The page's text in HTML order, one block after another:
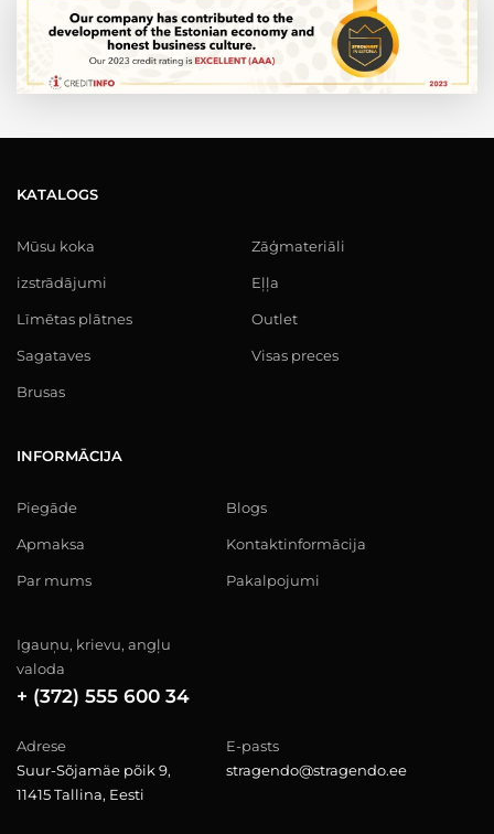
KATALOGS
Mūsu koka
izstrādājumi
Līmētas plātnes
Sagataves
Brusas
Zāģmateriāli
Eļļa
Outlet
Visas preces
INFORMĀCIJA
Piegāde
Apmaksa
Par mums
Blogs
Kontaktinformācija
Pakalpojumi
Igauņu, krievu, angļu
valoda
+ (372) 555 600 34
Adrese
Suur-Sõjamäe põik 9,
11415 Tallina, Eesti
E-pasts
stragendo@stragendo.ee